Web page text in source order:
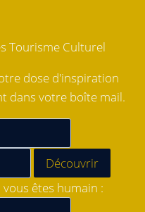
Tourisme Culturel
dose d'inspiration
dans votre boîte mail.
vous êtes humain :